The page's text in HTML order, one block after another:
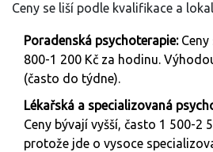
Ceny se liší podle kvalifikace a
Poradenská psychoterapie:Ceny
800-1 200 Kč za hodinu.
(často do týdne).
Lékařská a specializovaná
Ceny bývají vyšší, často 1 500-2
protože jde o vysoce